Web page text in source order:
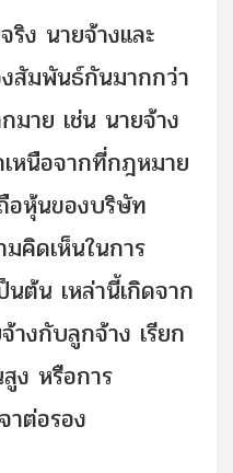
นายจ้างและ
สัมพันธ์กันมากกว่า
าย เช่น นายจ้าง
หนือจากที่กฎหมาย
อหุ้นของบริษัท
คิดเห็นในการ
ต้น เหล่านี้เกิดจาก
างกับลูกจ้าง เรียก
ง หรือการ
าต่อรอง